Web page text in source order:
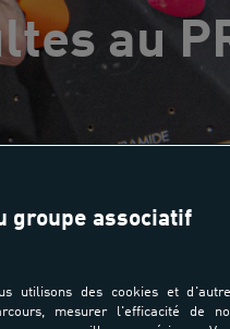
au
groupe associatif
utilisons des cookies et
mesurer l'efficacité de